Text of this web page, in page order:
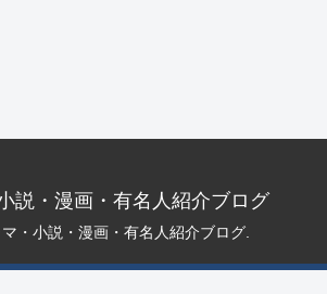
説・漫画・有名人紹介ブログ
・小説・漫画・有名人紹介ブログ.